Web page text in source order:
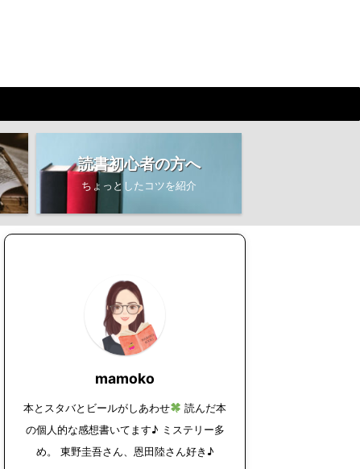
読書初心者の方へ
ちょっとしたコツを紹介
mamoko
本とスタバとビールがしあわせ
読んだ本
の個人的な感想書いてます♪ ミステリー多
め。 東野圭吾さん、恩田陸さん好き♪